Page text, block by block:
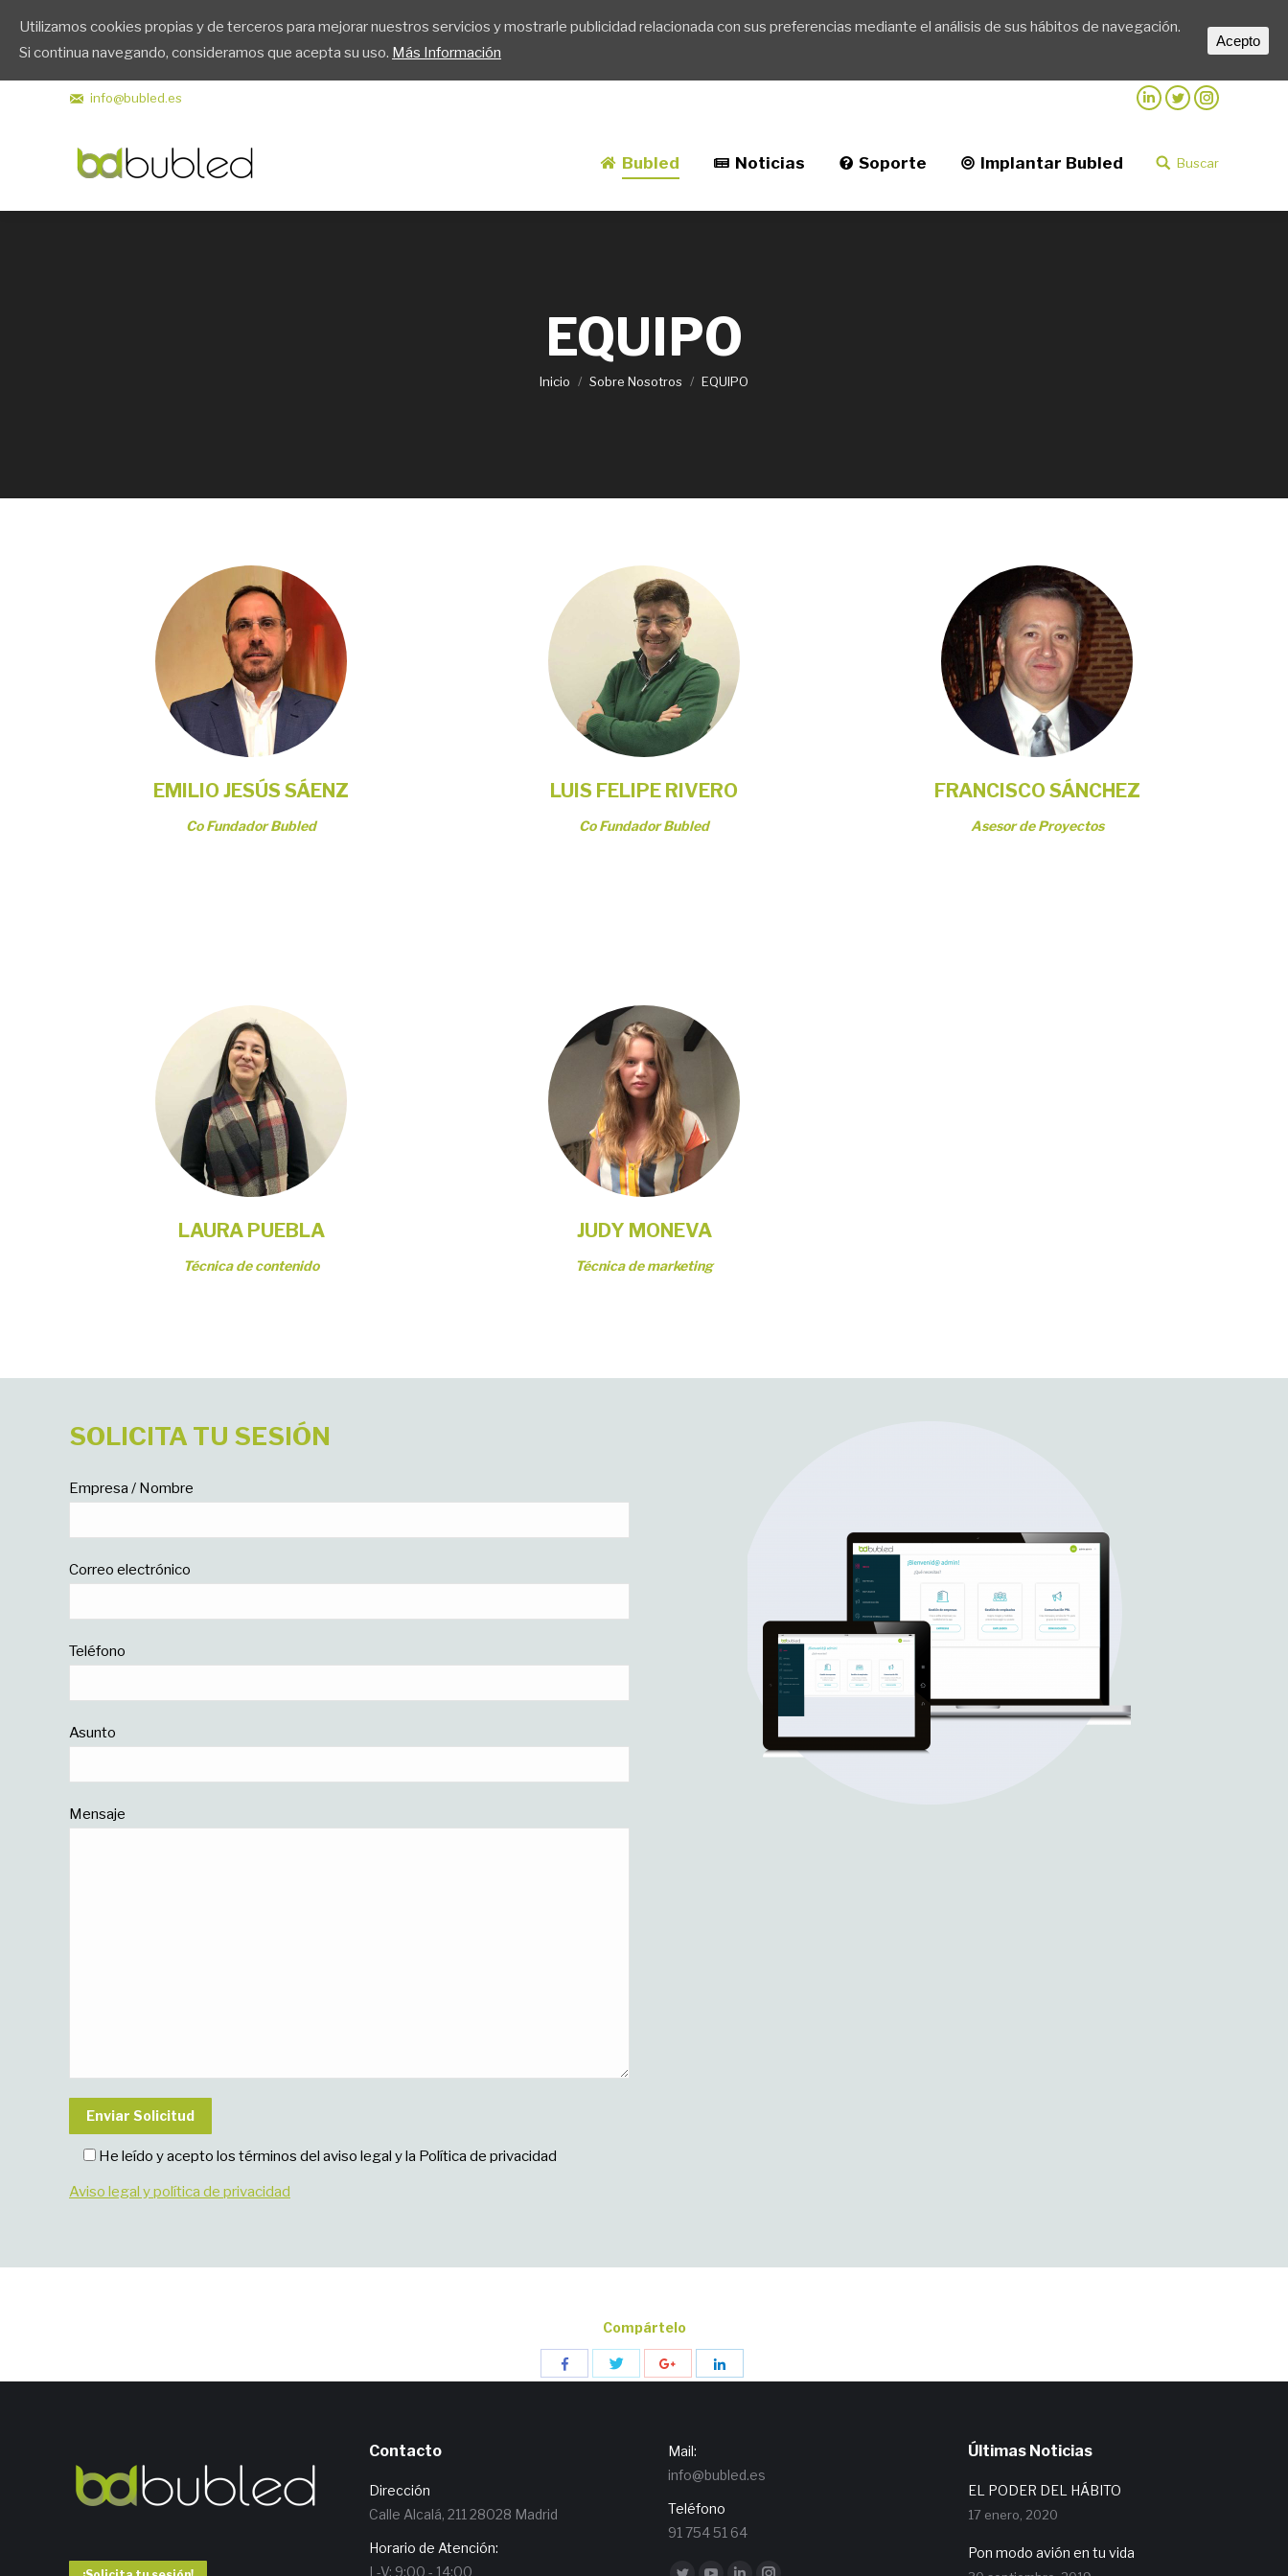
info@bubled.es Linkedin
TwitterInstagram
Bubled Noticias Soporte Implantar Bubled Buscar:
Buscar
EQUIPO
Inicio Sobre Nosotros EQUIPO
EMILIO JESÚS SÁENZ
Co Fundador Bubled
LUIS FELIPE RIVERO
Co Fundador Bubled
FRANCISCO SÁNCHEZ
Asesor de Proyectos
LAURA PUEBLA
Técnica de contenido
JUDY MONEVA
Técnica de marketing
SOLICITA TU SESIÓN
Empresa / Nombre
Correo electrónico
Teléfono
Asunto
Mensaje
He leído y acepto los términos del aviso legal y la Política de privacidad
Aviso legal y política de privacidad
Compártelo
CompartirCompartir Compartir
Contacto
Dirección
Calle Alcalá, 211 28028 Madrid
Horario de Atención:
L-V: 9:00 - 14:00
Mail:
info@bubled.es
Teléfono
91 754 51 64
Encuéntranos en:
Últimas Noticias
EL PODER DEL HÁBITO
17 enero, 2020
Pon modo avión en tu vida
Utilizamos cookies propias y de terceros para mejorar nuestros servicios y mostrarle publicidad relacionada con sus preferencias mediante el análisis de sus hábitos de navegación.
Si continua navegando, consideramos que acepta su uso. Más Información
Acepto
Bubled Noticias Soporte Implantar Bubled Buscar:
Buscar